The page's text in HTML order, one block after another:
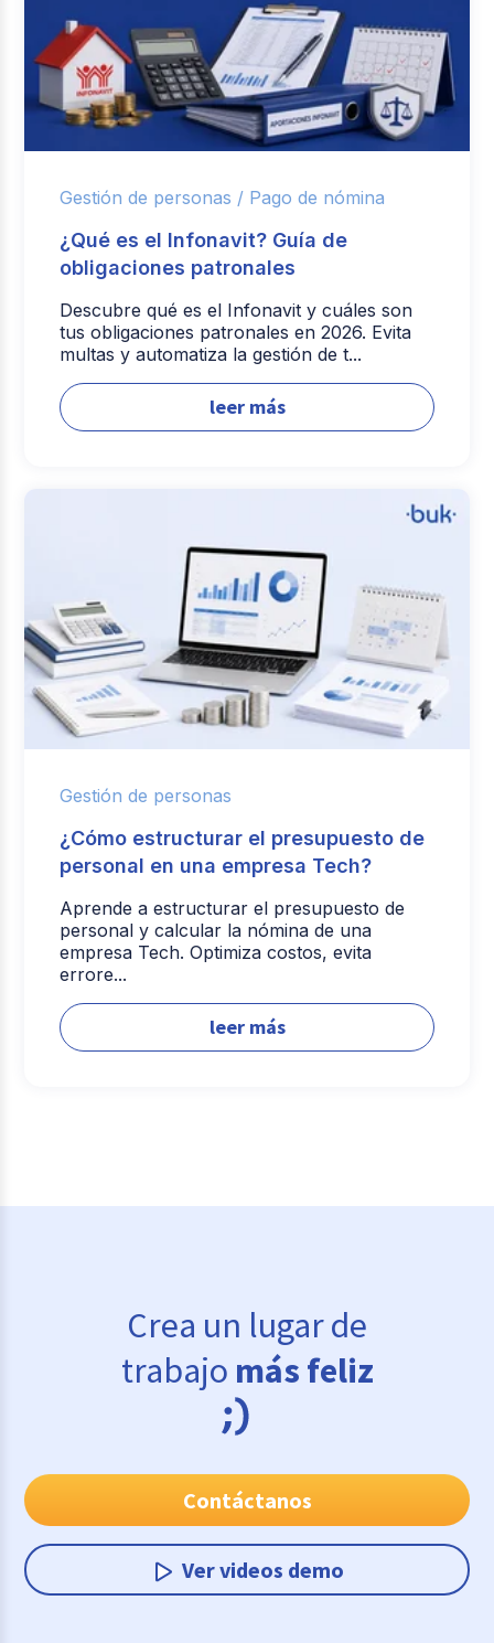
Gestión de personas / Pago de nómina
¿Qué es el Infonavit? Guía de
obligaciones patronales
Descubre qué es el Infonavit y cuáles son
tus obligaciones patronales en 2026. Evita
multas y automatiza la gestión de t...
leer más
Gestión de personas
¿Cómo estructurar el presupuesto de
personal en una empresa Tech?
Aprende a estructurar el presupuesto de
personal y calcular la nómina de una
empresa Tech. Optimiza costos, evita
errore...
leer más
Crea un lugar de
trabajo más feliz
Contáctanos
Ver videos demo